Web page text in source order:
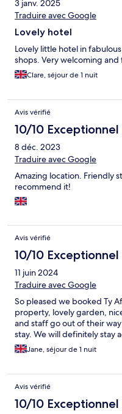
3 janv. 2025
Traduire avec Google
Lovely hotel
Lovely little hotel in
shops. Very welcoming
Clare, séjour de 1 nuit
Avis vérifié
10/10 Exceptionnel
8 déc. 2023
Traduire avec Google
Amazing location. Friendly
recommend it!
Avis vérifié
10/10 Exceptionnel
11 juin 2024
Traduire avec Google
So pleased we booked Ty
property, lovely garden,
and staff go out of their
stay. We will definitely stay
Jane, séjour de 1 nuit
Avis vérifié
10/10 Exceptionnel